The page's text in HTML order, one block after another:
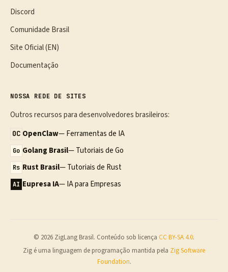
Discord
Comunidade Brasil
Site Oficial (EN)
Documentação
NOSSA REDE DE SITES
Outros recursos para desenvolvedores brasileiros:
OC OpenClaw— Ferramentas de IA
Go Golang Brasil— Tutoriais de Go
Rs Rust Brasil— Tutoriais de Rust
AI Eupresa IA— IA para Empresas
© 2026 ZigLang Brasil. Conteúdo sob licença CC BY-SA 4.0.
Zig é uma linguagem de programação mantida pela Zig Software
Foundation.